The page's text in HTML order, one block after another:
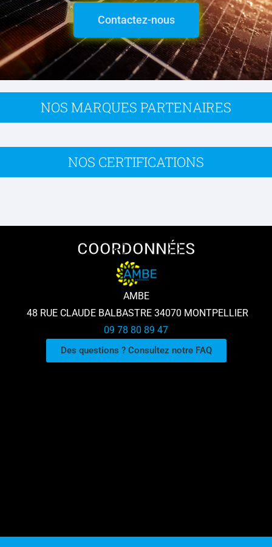
Contactez-nous
NOS MARQUES PARTENAIRES
NOS CERTIFICATIONS
COORDONNÉES
AMBE
48 RUE CLAUDE BALBASTRE 34070 MONTPELLIER
09 78 80 89 47
Des questions ? Consultez notre FAQ